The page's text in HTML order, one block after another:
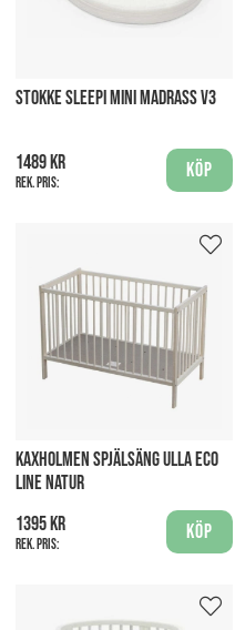
STOKKE SLEEPI MINI MADRASS V3
1489 kr
Rek. pris:
Köp
KAXHOLMEN SPJÄLSÄNG ULLA ECO
LINE NATUR
1395 kr
Rek. pris:
Köp